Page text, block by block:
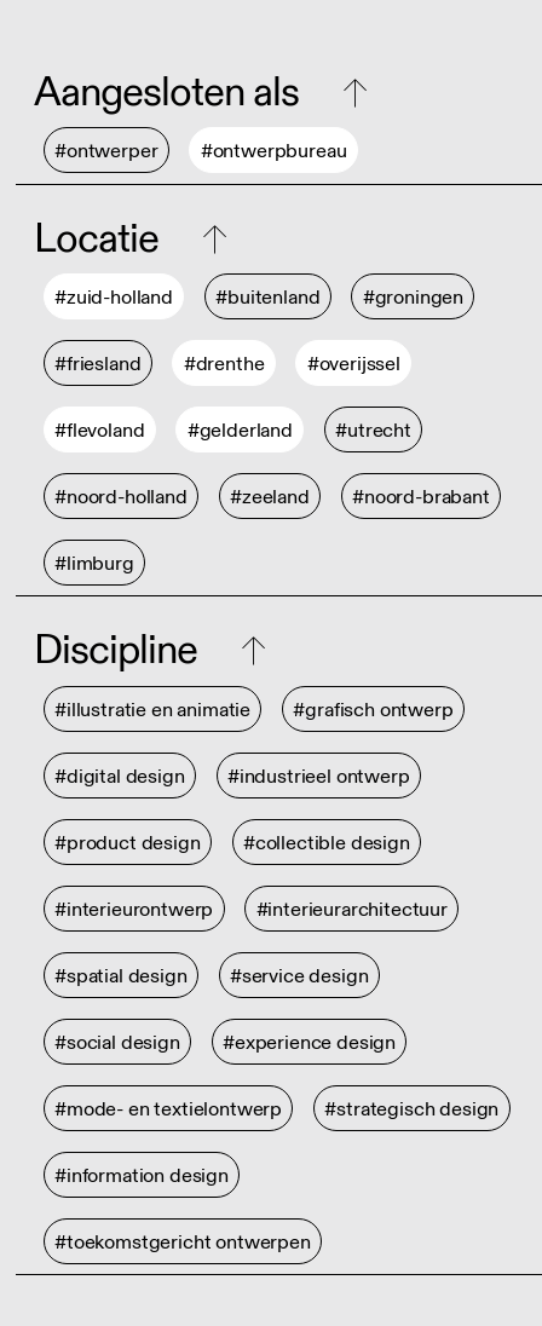
Aangesloten als
#ontwerper #ontwerpbureau
Locatie
#zuid-holland #buitenland #groningen
#friesland #drenthe #overijssel
#flevoland #gelderland #utrecht
#noord-holland #zeeland #noord-brabant
#limburg
Discipline
#illustratie en animatie #grafisch ontwerp
#digital design #industrieel ontwerp
#product design #collectible design
#interieurontwerp #interieurarchitectuur
#spatial design #service design
#social design #experience design
#mode- en textielontwerp #strategisch design
#information design
#toekomstgericht ontwerpen